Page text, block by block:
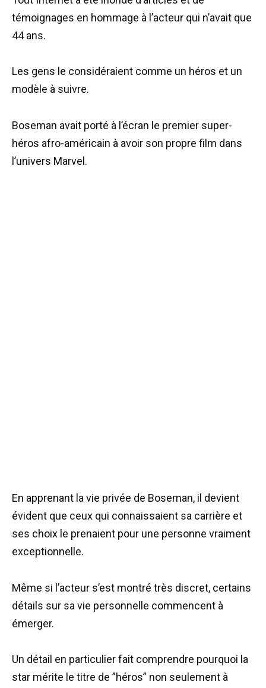
témoignages en hommage à l’acteur qui n’avait que
44 ans.
Les gens le considéraient comme un héros et un
modèle à suivre.
Boseman avait porté à l’écran le premier super-
héros afro-américain à avoir son propre film dans
l’univers Marvel.
En apprenant la vie privée de Boseman, il devient
évident que ceux qui connaissaient sa carrière et
ses choix le prenaient pour une personne vraiment
exceptionnelle.
Même si l’acteur s’est montré très discret, certains
détails sur sa vie personnelle commencent à
émerger.
Un détail en particulier fait comprendre pourquoi la
star mérite le titre de ”héros” non seulement à